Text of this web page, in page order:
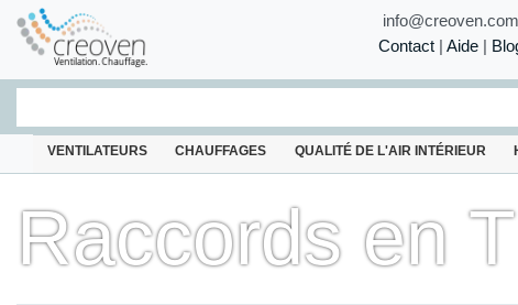
info@creoven.com
Contact| Aide|
VENTILATEURS CHAUFFAGES QUALITÉ DE L'AIR INTÉRIEUR
Raccords en T